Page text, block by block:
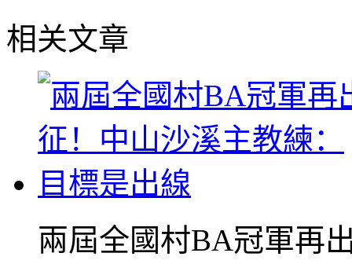
相关文章
兩屆全國村BA冠軍再